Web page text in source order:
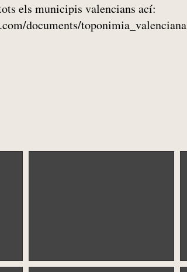
els municipis valencians ací:
documents/toponimia_valenciana